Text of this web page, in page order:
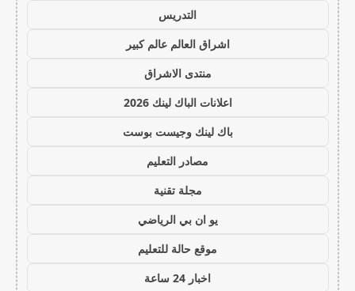
التدريس
اشراق العالم عالم كبير
منتدى الاشراق
اعلانات الباك لينك 2026
باك لينك وجيست بوست
مصادر التعليم
مجلة تقنية
يو ان بي الرياضي
موقع حالة للتعليم
اخبار 24 ساعة